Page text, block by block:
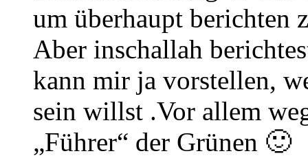
um überhaupt berichten
Aber inschallah
kann mir ja vorstellen,
sein willst .Vor allem
„Führer“ der Grünen 🙂